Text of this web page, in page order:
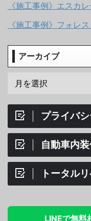
《施工事例》エスカ
《施工事例》フォレ
アーカイブ
プライバ
自動車内
トータル
LINEで無料